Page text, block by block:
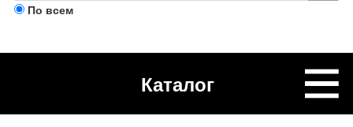
По всем
Каталог